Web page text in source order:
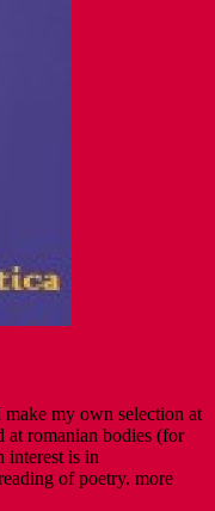
my own selection at
at romanian bodies (for
interest is in
of poetry. more